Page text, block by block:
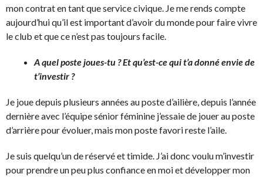
mon contrat en tant que service civique. Je me rends compte
aujourd’hui qu’il est important d’avoir du monde pour faire vivre
le club et que ce n’est pas toujours facile.
A quel poste joues-tu ? Et qu’est-ce qui t’a donné envie de
t’investir ?
Je joue depuis plusieurs années au poste d’ailière, depuis l’année
dernière avec l’équipe sénior féminine j’essaie de jouer au poste
d’arrière pour évoluer, mais mon poste favori reste l’aile.
Je suis quelqu’un de réservé et timide. J’ai donc voulu m’investir
pour prendre un peu plus confiance en moi et développer mon